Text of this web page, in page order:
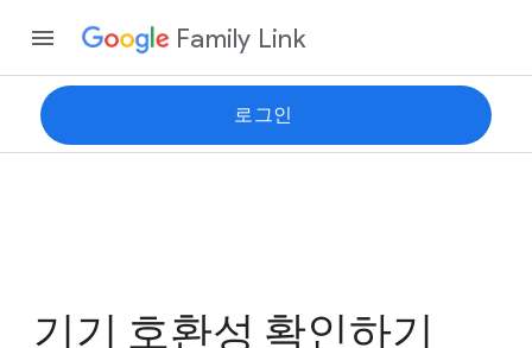
Family Link
로그인
기기 호환성 확인하기